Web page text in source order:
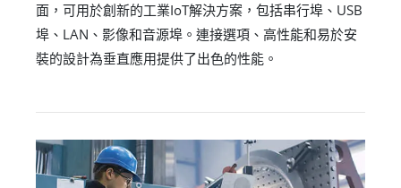
面，可用於創新的工業IoT解決方案，包括串行埠、USB
埠、LAN、影像和音源埠。連接選項、高性能和易於安
裝的設計為垂直應用提供了出色的性能。